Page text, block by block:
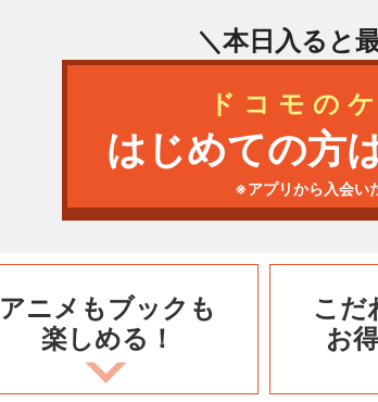
＼本日入ると
ドコモの
はじめての方
※アプリから入会い
アニメもブックも
楽しめる！
こだ
お